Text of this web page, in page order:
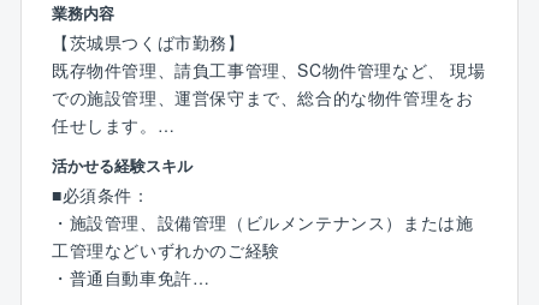
業で貢献し、地球環境と人々のくらしを支える」をＶ
ＩＳＩＯＮに掲げ、事業を推進しております。
■社会基盤を支える重要な事業に関わりながら、サービ
ス・グリーン事業を中核に、さまざまな技術やノウハ
ウにデジタルを融合させた付加価値の高いソリューシ
ョンを提供し、お客さまや社会の課題を解決へと導き
ます。
■平均勤続年数は、20年以上。社員一人ひとりのキャリ
ア目標に向き合い、支援していく制度も整っていま
業務内容
【茨城県つくば市勤務】
既存物件管理、請負工事管理、SC物件管理など、 現場
での施設管理、運営保守まで、総合的な物件管理をお
任せします。
【魅力】
★大和ハウスグループの安定基盤＆利益を社員に還元
する体制（26年度大幅ベースアップ実施）
★WLBの充実：土日祝日休・年間休日123日、残業は
月平均10～20時間程度
活かせる経験スキル
■必須条件：
・施設管理、設備管理（ビルメンテナンス）または施
工管理などいずれかのご経験
・普通自動車免許